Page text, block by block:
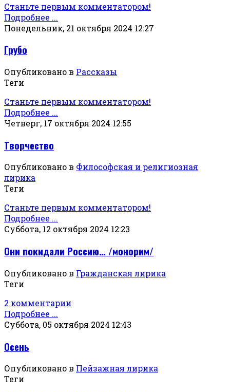
Станьте первым комментатором!
Подробнее ...
Понедельник, 21 октября 2024 12:27
Грубо
Опубликовано в Рассказы
Теги
Станьте первым комментатором!
Подробнее ...
Четверг, 17 октября 2024 12:55
Творчество
Опубликовано в Философская и религиозная
лирика
Теги
Станьте первым комментатором!
Подробнее ...
Суббота, 12 октября 2024 12:23
Они покидали Россию… /монорим/
Опубликовано в Гражданская лирика
Теги
2 комментарии
Подробнее ...
Суббота, 05 октября 2024 12:43
Осень
Опубликовано в Пейзажная лирика
Теги